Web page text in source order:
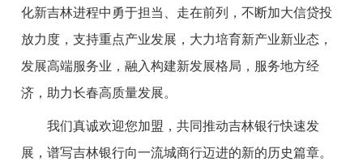
化新吉林进程中勇于担当、走在前列，不断加大信贷投
放力度，支持重点产业发展，大力培育新产业新业态，
发展高端服务业，融入构建新发展格局，服务地方经
济，助力长春高质量发展。
我们真诚欢迎您加盟，共同推动吉林银行快速发
展，谱写吉林银行向一流城商行迈进的新的历史篇章。